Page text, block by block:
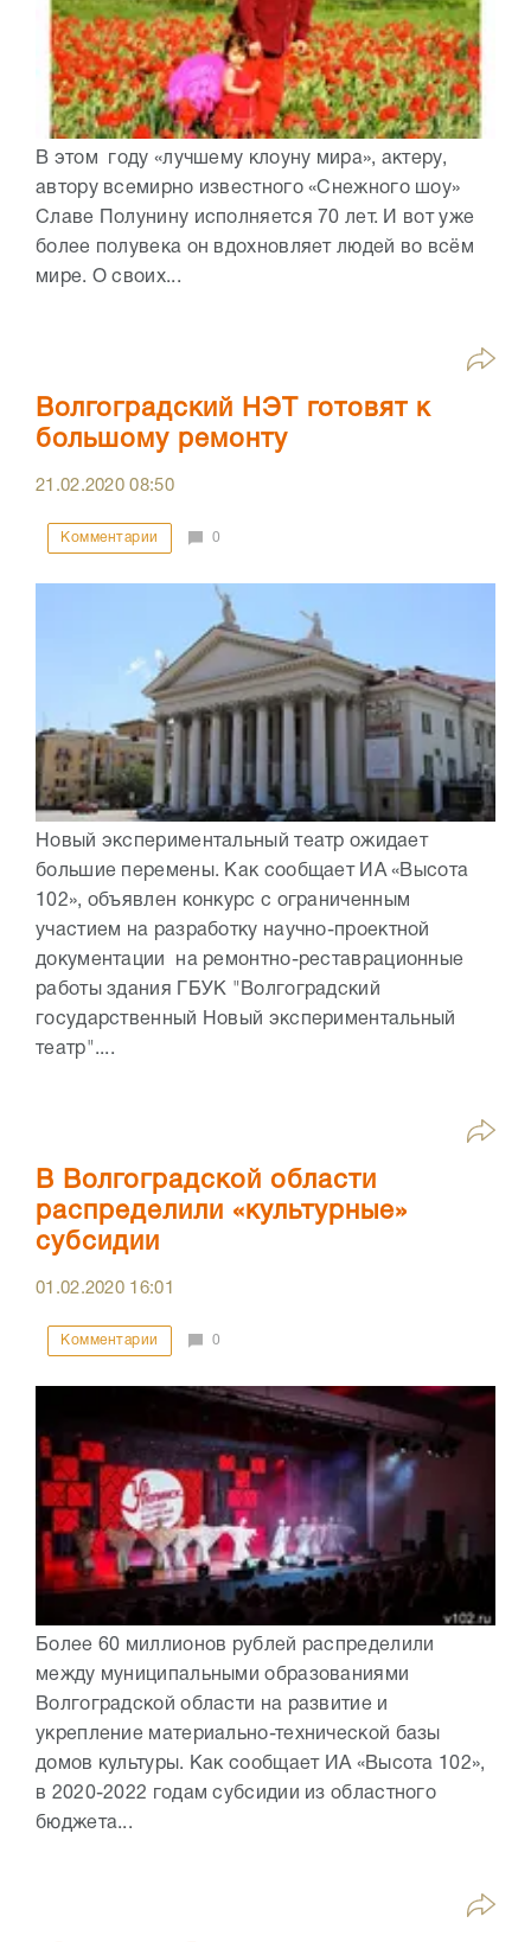
В этом году «лучшему клоуну мира», актеру,
автору всемирно известного «Снежного шоу»
Славе Полунину исполняется 70 лет. И вот уже
более полувека он вдохновляет людей во всём
мире. О своих...
Волгоградский НЭТ готовят к
большому ремонту
21.02.202008:50
Комментарии 0
Новый экспериментальный театр ожидает
большие перемены. Как сообщает ИА «Высота
102», объявлен конкурс с ограниченным
участием на разработку научно-проектной
документации на ремонтно-реставрационные
работы здания ГБУК "Волгоградский
государственный Новый экспериментальный
театр"....
В Волгоградской области
распределили «культурные»
субсидии
01.02.2020 16:01
Комментарии 0
Более 60 миллионов рублей распределили
между муниципальными образованиями
Волгоградской области на развитие и
укрепление материально-технической базы
домов культуры. Как сообщает ИА «Высота 102»,
в 2020-2022 годам субсидии из областного
бюджета...